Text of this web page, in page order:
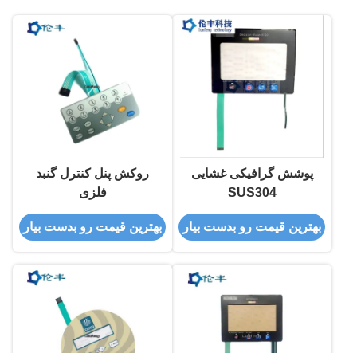
پوشش گرافیکی غشایی
SUS304
بهترین قیمت رو بدست بیار
روکش پنل کنترل گنبد
فلزی
بهترین قیمت رو بدست بیار